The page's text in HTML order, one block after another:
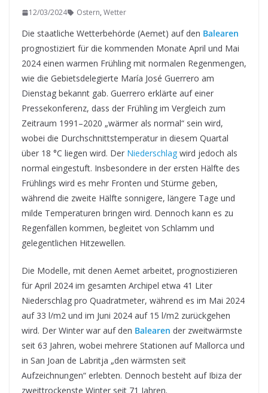
12/03/2024 Ostern, Wetter
Die staatliche Wetterbehörde (Aemet) auf den Balearen
prognostiziert für die kommenden Monate April und Mai
2024 einen warmen Frühling mit normalen Regenmengen,
wie die Gebietsdelegierte María José Guerrero am
Dienstag bekannt gab. Guerrero erklärte auf einer
Pressekonferenz, dass der Frühling im Vergleich zum
Zeitraum 1991–2020 „wärmer als normal“ sein wird,
wobei die Durchschnittstemperatur in diesem Quartal
über 18 °C liegen wird. Der Niederschlag wird jedoch als
normal eingestuft. Insbesondere in der ersten Hälfte des
Frühlings wird es mehr Fronten und Stürme geben,
während die zweite Hälfte sonnigere, längere Tage und
milde Temperaturen bringen wird. Dennoch kann es zu
Regenfällen kommen, begleitet von Schlamm und
gelegentlichen Hitzewellen.
Die Modelle, mit denen Aemet arbeitet, prognostizieren
für April 2024 im gesamten Archipel etwa 41 Liter
Niederschlag pro Quadratmeter, während es im Mai 2024
auf 33 l/m2 und im Juni 2024 auf 15 l/m2 zurückgehen
wird. Der Winter war auf den Balearen der zweitwärmste
seit 63 Jahren, wobei mehrere Stationen auf Mallorca und
in San Joan de Labritja „den wärmsten seit
Aufzeichnungen“ erlebten. Dennoch besteht auf Ibiza der
zweittrockenste Winter seit 71 Jahren.